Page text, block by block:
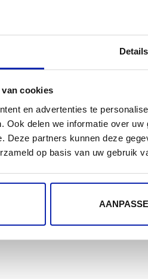
Details
cookies
en advertenties te
Ook delen we informatie over
Deze partners kunnen deze
op basis van uw gebruik
CAA (Certification
DNS-records worden
controleren welke
gemachtigd zijn om SSL-